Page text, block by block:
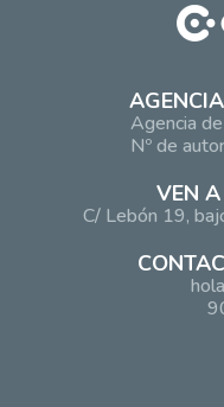
Agencia
Nº de
VEN
C/ Lebón 19,